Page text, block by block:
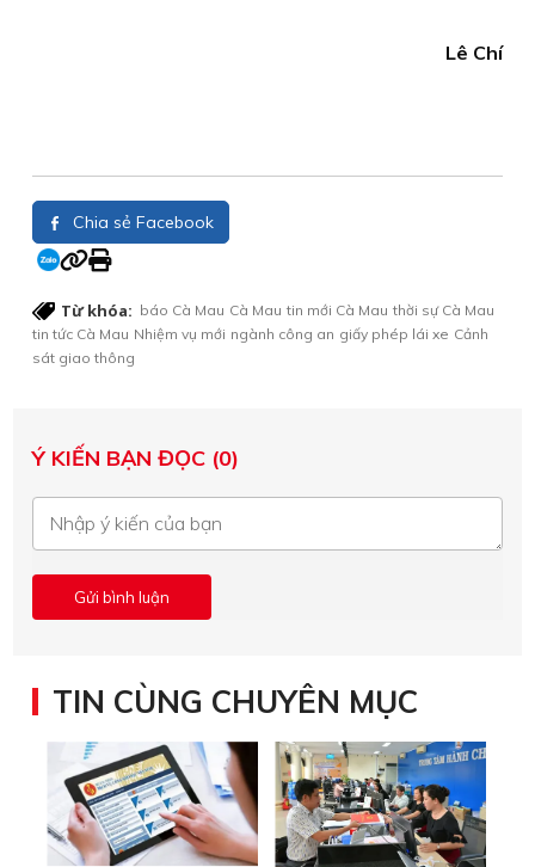
Lê Chí
Chia sẻ Facebook
Từ khóa: báo Cà Mau Cà Mau tin mới Cà Mau thời sự Cà Mau
tin tức Cà Mau Nhiệm vụ mới ngành công an giấy phép lái xe Cảnh
sát giao thông
Ý KIẾN BẠN ĐỌC (0)
TIN CÙNG CHUYÊN MỤC